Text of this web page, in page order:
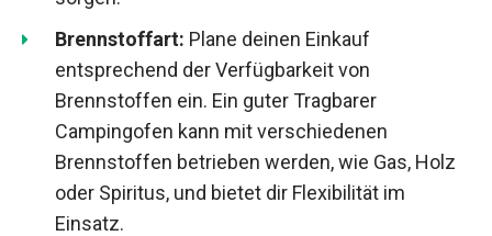
Brennstoffart: Plane deinen Einkauf
entsprechend der Verfügbarkeit von
Brennstoffen ein. Ein guter Tragbarer
Campingofen kann mit verschiedenen
Brennstoffen betrieben werden, wie Gas, Holz
oder Spiritus, und bietet dir Flexibilität im
Einsatz.